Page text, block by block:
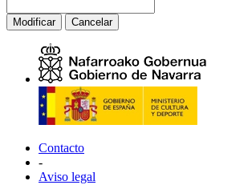
Modificar Cancelar
Contacto
-
Aviso legal